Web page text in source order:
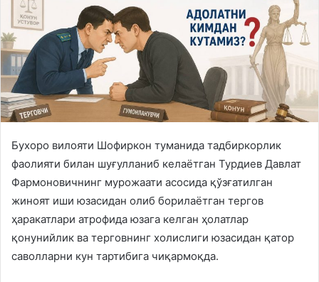
Бухоро вилояти Шофиркон туманида тадбиркорлик
фаолияти билан шуғулланиб келаётган Турдиев Давлат
Фармоновичнинг мурожаати асосида қўзғатилган
жиноят иши юзасидан олиб борилаётган тергов
ҳаракатлари атрофида юзага келган ҳолатлар
қонунийлик ва терговнинг холислиги юзасидан қатор
саволларни кун тартибига чиқармоқда.